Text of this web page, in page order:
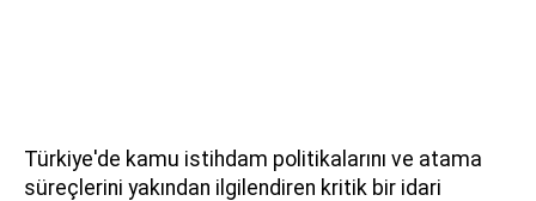
Türkiye'de kamu istihdam politikalarını ve atama
süreçlerini yakından ilgilendiren kritik bir idari